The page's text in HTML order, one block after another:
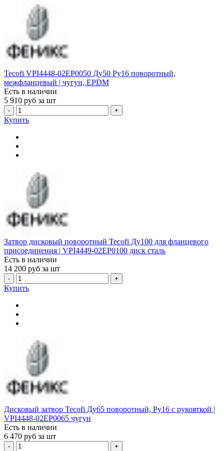
Tecofi VPI4448-02EP0050 Ду50 Ру16 поворотный,
межфланцевый | чугун, EPDM
Есть в наличии
5 910 руб за шт
- +
Купить
Затвор дисковый поворотный Tecofi Ду100 для фланцевого
присоединения | VPI4449-02EP0100 диск сталь
Есть в наличии
14 200 руб за шт
- +
Купить
Дисковый затвор Tecofi Ду65 поворотный, Ру16 с рукояткой |
VPI4448-02EP0065 чугун
Есть в наличии
6 470 руб за шт
- +